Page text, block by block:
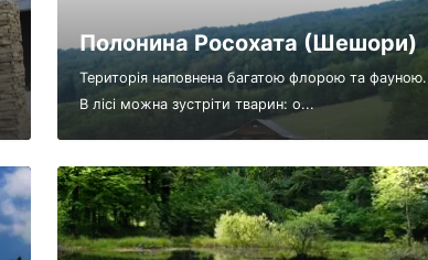
Полонина Росохата (Шешори)
Територія наповнена багатою флорою та фауною.
В лісі можна зустріти тварин: о...